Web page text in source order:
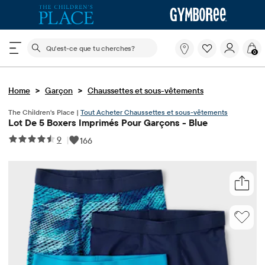
Le champ de recherche ci-dessous filtre les
Qu'est-
que
cherches?
0
Home > Garçon > Chaussettes et sous-vêtements
The Children's Place | Tout Acheter Chaussettes et sous-vêtements
Lot De 5 Boxers Imprimés Pour Garçons - Blue
9 | 166